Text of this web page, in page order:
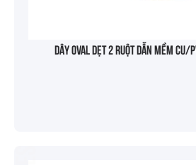
Dây oval dẹt 2 ruột dẫn mềm Cu/